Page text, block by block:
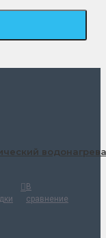
В
сравнение